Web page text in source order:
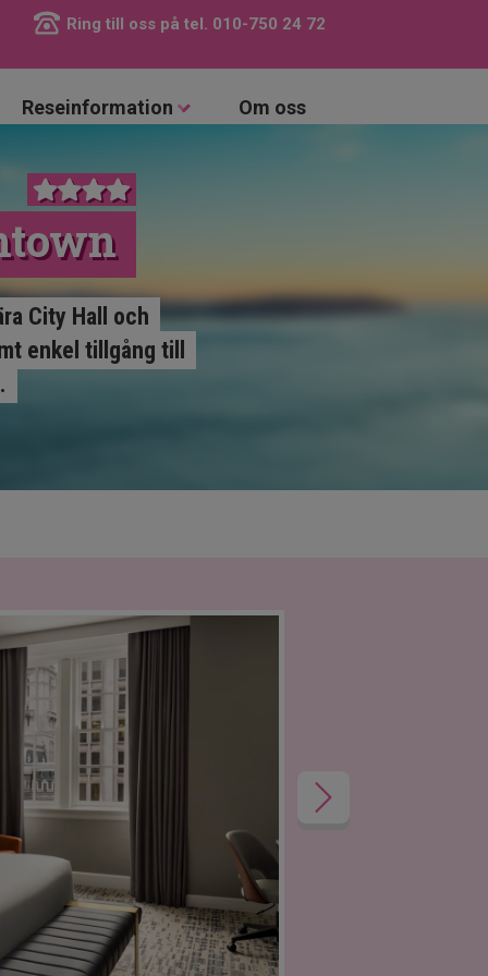
Ring till oss på tel. 010-750 24 72
Reseinformation Om oss
City Hall och
enkel tillgång till